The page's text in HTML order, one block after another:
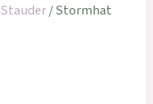
Stauder/ Stormhat